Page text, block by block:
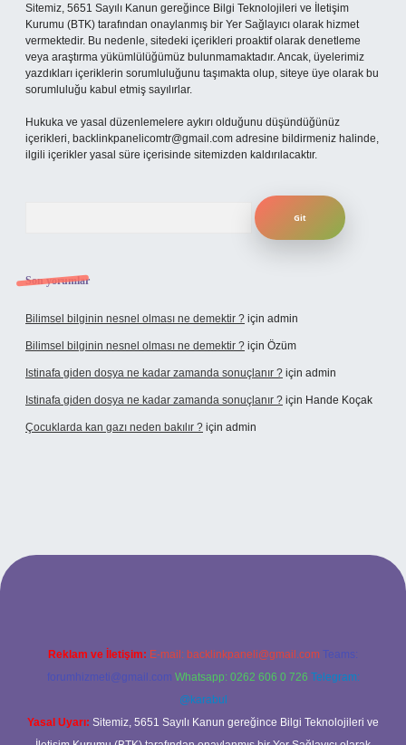
Sitemiz, 5651 Sayılı Kanun gereğince Bilgi Teknolojileri ve İletişim
Kurumu (BTK) tarafından onaylanmış bir Yer Sağlayıcı olarak hizmet
vermektedir. Bu nedenle, sitedeki içerikleri proaktif olarak denetleme
veya araştırma yükümlülüğümüz bulunmamaktadır. Ancak, üyelerimiz
yazdıkları içeriklerin sorumluluğunu taşımakta olup, siteye üye olarak bu
sorumluluğu kabul etmiş sayılırlar.
Hukuka ve yasal düzenlemelere aykırı olduğunu düşündüğünüz
içerikleri, backlinkpanelicomtr@gmail.com adresine bildirmeniz halinde,
ilgili içerikler yasal süre içerisinde sitemizden kaldırılacaktır.
Son yorumlar
Bilimsel bilginin nesnel olması ne demektir ? için admin
Bilimsel bilginin nesnel olması ne demektir ? için Özüm
Istinafa giden dosya ne kadar zamanda sonuçlanır ? için admin
Istinafa giden dosya ne kadar zamanda sonuçlanır ? için Hande Koçak
Çocuklarda kan gazı neden bakılır ? için admin
Reklam ve İletişim: E-mail: backlinkpaneli@gmail.com Teams:
forumhizmeti@gmail.com Whatsapp: 0262 606 0 726 Telegram:
@karabul
Yasal Uyarı: Sitemiz, 5651 Sayılı Kanun gereğince Bilgi Teknolojileri ve